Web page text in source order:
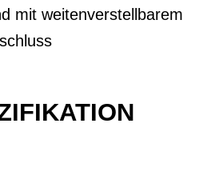
mit weitenverstellbarem